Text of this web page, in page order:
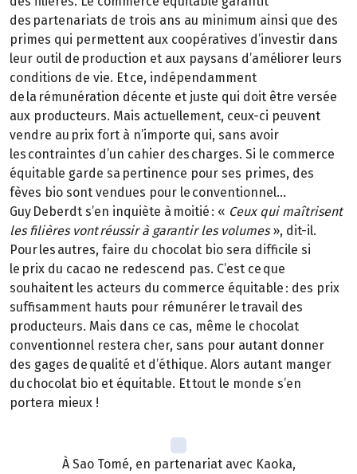
des partenariats de trois ans au minimum ainsi que des
primes qui permettent aux coopératives d’investir dans
leur outil de production et aux paysans d’améliorer leurs
conditions de vie. Et ce, indépendamment
de la rémunération décente et juste qui doit être versée
aux producteurs. Mais actuellement, ceux-ci peuvent
vendre au prix fort à n’importe qui, sans avoir
les contraintes d’un cahier des charges. Si le commerce
équitable garde sa pertinence pour ses primes, des
fèves bio sont vendues pour le conventionnel…
Guy Deberdt s’en inquiète à moitié : « Ceux qui maîtrisent
les filières vont réussir à garantir les volumes», dit-il.
Pour les autres, faire du chocolat bio sera difficile si
le prix du cacao ne redescend pas. C’est ce que
souhaitent les acteurs du commerce équitable : des prix
suffisamment hauts pour rémunérer le travail des
producteurs. Mais dans ce cas, même le chocolat
conventionnel restera cher, sans pour autant donner
des gages de qualité et d’éthique. Alors autant manger
du chocolat bio et équitable. Et tout le monde s’en
portera mieux !
À Sao Tomé, en partenariat avec Kaoka,